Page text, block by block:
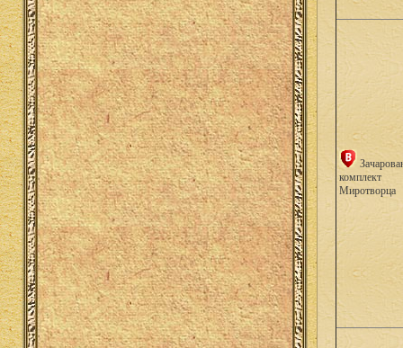
комплект
Миротворца